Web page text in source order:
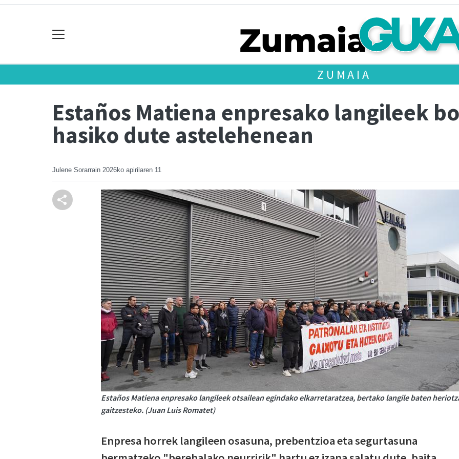
ZUMAIA
Estaños Matiena enpresako langileek
hasiko dute astelehenean
Julene Sorarrain 2026ko apirilaren 11
Estaños Matiena enpresako langileek otsailean egindako elkarretaratzea, bertako langile baten
gaitzesteko. (Juan Luis Romatet)
Enpresa horrek langileen osasuna, prebentzioa eta segurtasuna